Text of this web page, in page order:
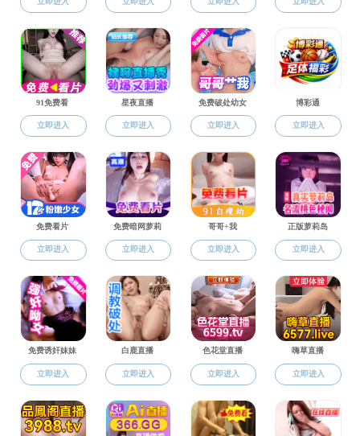
国际合作
合作项目
资讯动态
交流活动
表格下载
(回国后填) 境
上一篇：浙江科技学院本科学生
下一篇： (出国前填写) 国（境）